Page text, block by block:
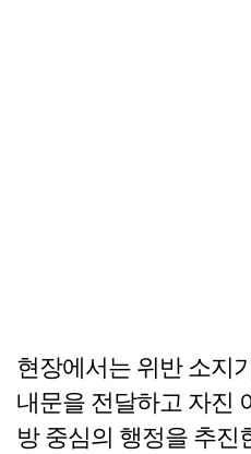
현장에서는 위반 소지
내문을 전달하고 자진
방 중심의 행정을 추진